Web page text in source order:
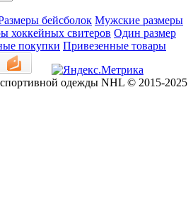
бейсболок Мужские размеры
хоккейных свитеров Один размер
покупки Привезенные товары
одежды NHL © 2015-2025